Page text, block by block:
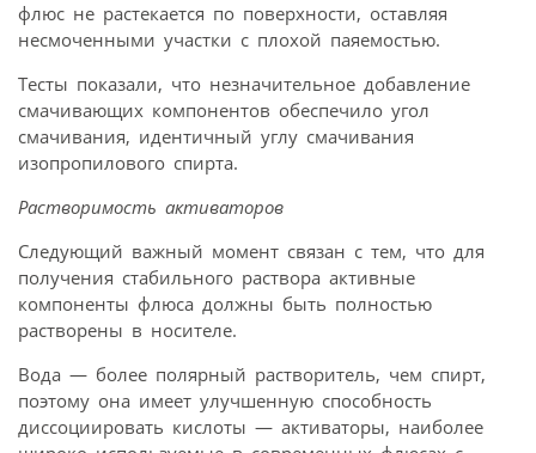
флюс не растекается по поверхности, оставляя
несмоченными участки с плохой паяемостью.
Тесты показали, что незначительное добавление
смачивающих компонентов обеспечило угол
смачивания, идентичный углу смачивания
изопропилового спирта.
Растворимость активаторов
Следующий важный момент связан с тем, что для
получения стабильного раствора активные
компоненты флюса должны быть полностью
растворены в носителе.
Вода — более полярный растворитель, чем спирт,
поэтому она имеет улучшенную способность
диссоциировать кислоты — активаторы, наиболее